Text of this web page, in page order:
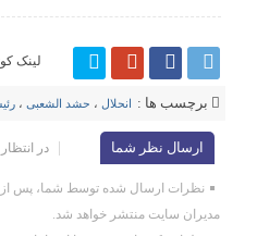
لینک
برچسب ها : انحلال ، حشد الشعبی ،
ارسال نظر شما در
نظرات ارسال شده توسط شما، پس از
مدیران سایت منتشر خواهد شد.